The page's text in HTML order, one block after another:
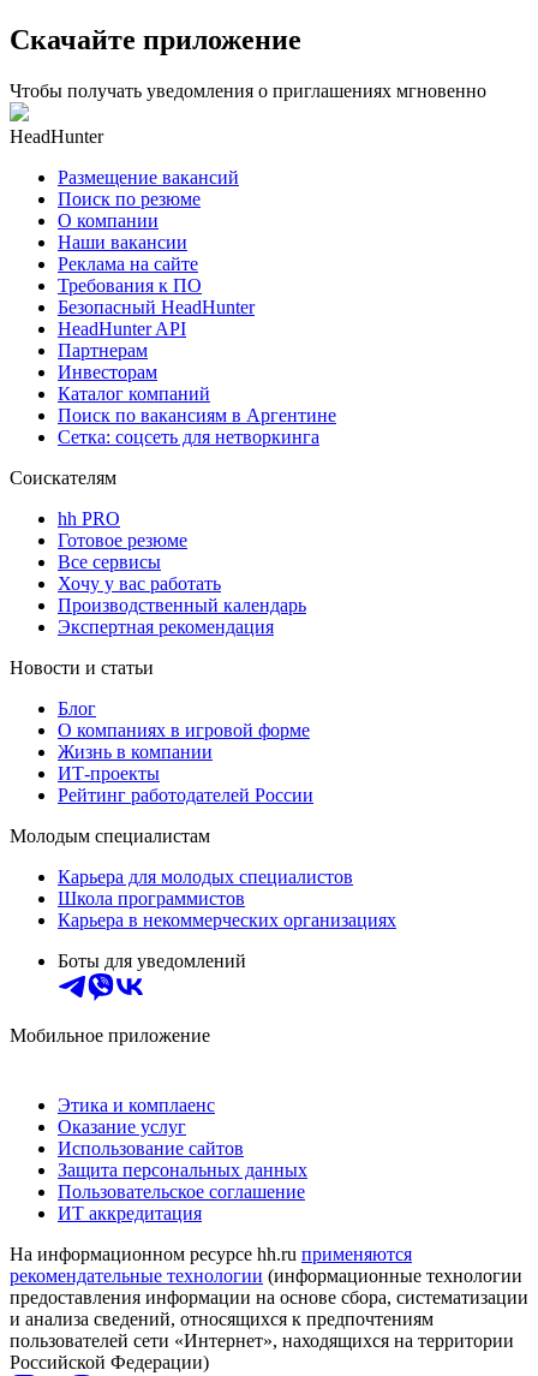
Скачайте приложение
Чтобы получать уведомления о приглашениях мгновенно
HeadHunter
Размещение вакансий
Поиск по резюме
О компании
Наши вакансии
Реклама на сайте
Требования к ПО
Безопасный HeadHunter
HeadHunter API
Партнерам
Инвесторам
Каталог компаний
Поиск по вакансиям в Аргентине
Сетка: соцсеть для нетворкинга
Соискателям
hh PRO
Готовое резюме
Все сервисы
Хочу у вас работать
Производственный календарь
Экспертная рекомендация
Новости и статьи
Блог
О компаниях в игровой форме
Жизнь в компании
ИТ-проекты
Рейтинг работодателей России
Молодым специалистам
Карьера для молодых специалистов
Школа программистов
Карьера в некоммерческих организациях
Боты для уведомлений
Мобильное приложение
Этика и комплаенс
Оказание услуг
Использование сайтов
Защита персональных данных
Пользовательское соглашение
ИТ аккредитация
На информационном ресурсе hh.ru применяются
рекомендательные технологии (информационные технологии
предоставления информации на основе сбора, систематизации
и анализа сведений, относящихся к предпочтениям
пользователей сети «Интернет», находящихся на территории
Российской Федерации)